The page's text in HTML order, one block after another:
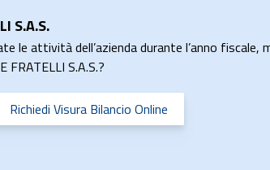
S.A.S.
le attività dell’azienda durante l’anno fiscale,
FRATELLI S.A.S.?
Richiedi Visura Bilancio Online